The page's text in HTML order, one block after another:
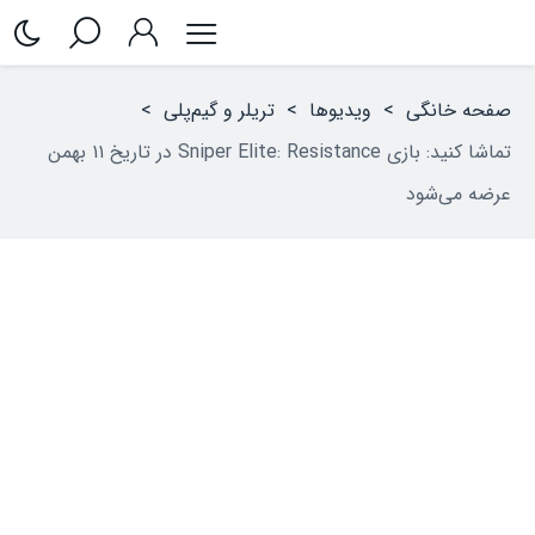
صفحه خانگی > ویدیوها > تریلر و گیم‌پلی >
تماشا کنید: بازی Sniper Elite: Resistance در تاریخ ۱۱ بهمن
عرضه می‌شود